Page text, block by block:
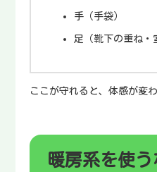
手（手袋）
足（靴下の重ね・
ここが守れると、体感が変わ
暖房系を使